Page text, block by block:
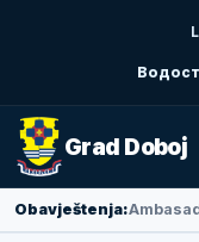
Grad Doboj
Obavještenja: